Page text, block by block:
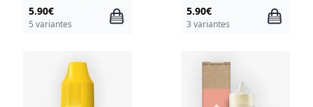
5.90€
5 variantes
5.90€
3 variantes